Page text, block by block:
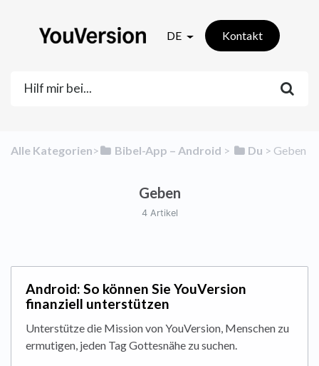
DE Kontakt
Alle Kategorien​>​ ​Bibel-App – Android ​ > ​ ​Du ​ > ​ ​Geben
Geben
4 Artikel
Android: So können Sie YouVersion
finanziell unterstützen
Unterstütze die Mission von YouVersion, Menschen zu
ermutigen, jeden Tag Gottesnähe zu suchen.